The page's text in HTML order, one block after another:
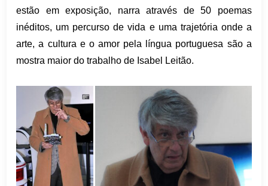
estão em exposição, narra através de 50 poemas
inéditos, um percurso de vida e uma trajetória onde a
arte, a cultura e o amor pela língua portuguesa são a
mostra maior do trabalho de Isabel Leitão.